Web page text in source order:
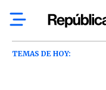
TEMAS DE HOY: